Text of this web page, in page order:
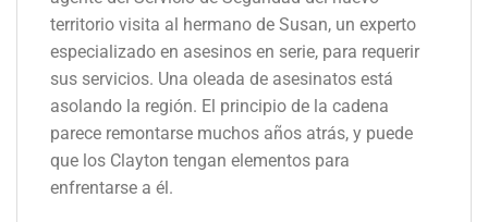
territorio visita al hermano de Susan, un experto
especializado en asesinos en serie, para requerir
sus servicios. Una oleada de asesinatos está
asolando la región. El principio de la cadena
parece remontarse muchos años atrás, y puede
que los Clayton tengan elementos para
enfrentarse a él.